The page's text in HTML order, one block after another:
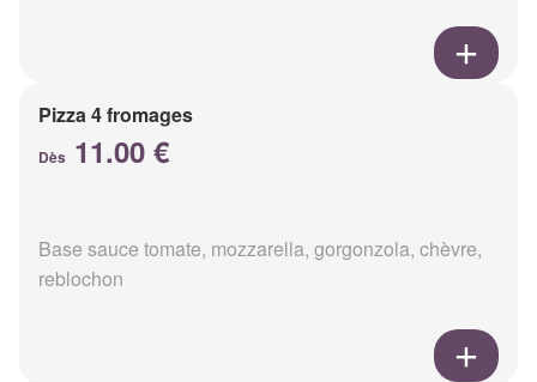
Pizza 4 fromages
Dès 11.00 €
Base sauce tomate, mozzarella, gorgonzola, chèvre,
reblochon